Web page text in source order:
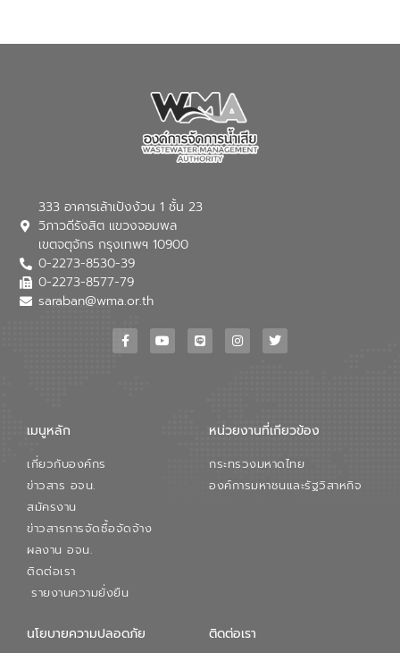
ณ เทศบาลตำบลบางเลน จังหวัดนครปฐม
333 อาคารเล้าเป้งง้วน 1 ชั้น 23
วิภาวดีรังสิต แขวงจอมพล
เขตจตุจักร กรุงเทพฯ 10900
0-2273-8530-39
0-2273-8577-79
saraban@wma.or.th
เมนูหลัก
เกี่ยวกับองค์กร
ข่าวสาร อจน.
สมัครงาน
ข่าวสารการจัดซื้อจัดจ้าง
ผลงาน อจน.
ติดต่อเรา
รายงานความยั่งยืน
หน่วยงานที่เกียวข้อง
กระทรวงมหาดไทย
องค์การมหาชนและรัฐวิสาหกิจ
นโยบายความปลอดภัย ติดต่อเรา